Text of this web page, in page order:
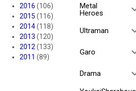
2016 (106)
2015 (116)
2014(118)
2013 (120)
2012 (133)
2011 (89)
Metal
Heroes
Ultraman
Garo
Drama